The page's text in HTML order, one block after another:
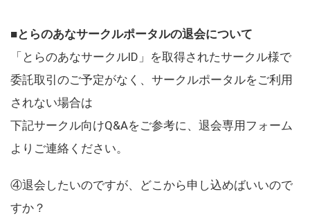
■とらのあなサークルポータルの退会について
「とらのあなサークルID」を取得されたサークル様で
委託取引のご予定がなく、サークルポータルをご利用
されない場合は
下記サークル向けQ&Aをご参考に、退会専用フォーム
よりご連絡ください。
④退会したいのですが、どこから申し込めばいいので
すか？